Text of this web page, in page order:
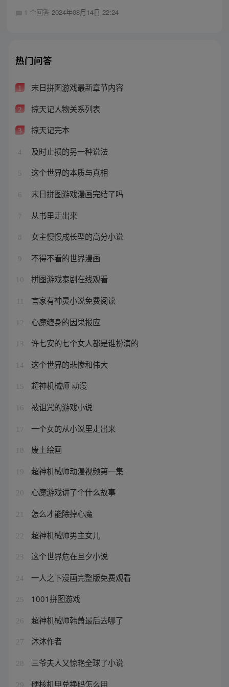
1 个回答 2024年08月14日 22:24
热门问答
1 末日拼图游戏最新章节内容
2 掠天记人物关系列表
3 掠天记完本
4 及时止损的另一种说法
5 这个世界的本质与真相
6 末日拼图游戏漫画完结了吗
7 从书里走出来
8 女主慢慢成长型的高分小说
9 不得不看的世界漫画
10 拼图游戏泰剧在线观看
言家有神灵小说免费阅读
12 心魔缠身的因果报应
13 许七安的七个女人都是谁扮演的
14 这个世界的悲惨和伟大
15 超神机械师 动漫
16 被诅咒的游戏小说
17 一个女的从小说里走出来
18 废土绘画
19 超神机械师动漫视频第一集
20 心魔游戏讲了个什么故事
21 怎么才能除掉心魔
22 超神机械师男主女儿
23 这个世界危在旦夕小说
24 一人之下漫画完整版免费观看
25 1001拼图游戏
26 超神机械师韩萧最后去哪了
27 沐沐作者
28 三爷夫人又惊艳全球了小说
29 硬核机甲兑换码怎么用